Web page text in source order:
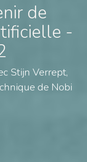
de
-
Stijn Verrept,
de Nobi